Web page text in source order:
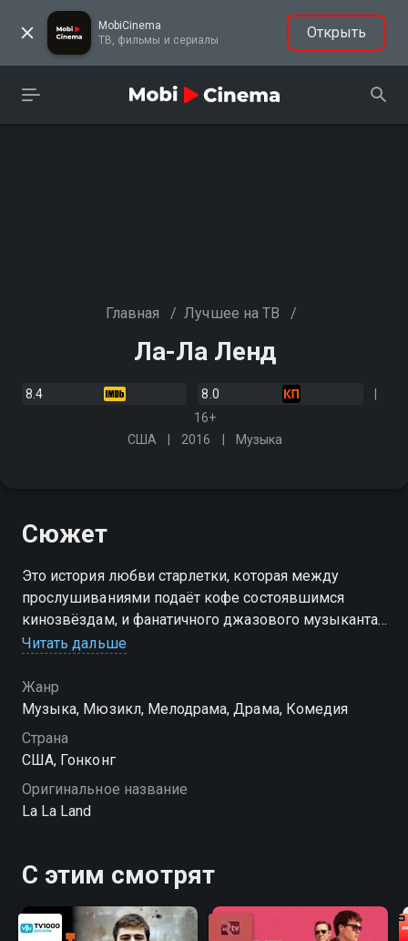
MobiCinema
ТВ, фильмы и сериалы
Открыть
Главная / Лучшее на ТВ /
Ла-Ла Ленд
8.4
8.0
16+
США
2016 Музыка
Сюжет
Это история любви старлетки, которая между
прослушиваниями подаёт кофе состоявшимся
кинозвёздам, и фанатичного джазового музыканта,
вынужденного подрабатывать в заштатных барах.
подтачивать их отношения
Читать дальше
Жанр
Музыка, Мюзикл, Мелодрама, Драма, Комедия
Страна
США, Гонконг
Оригинальное название
La La Land
С этим смотрят